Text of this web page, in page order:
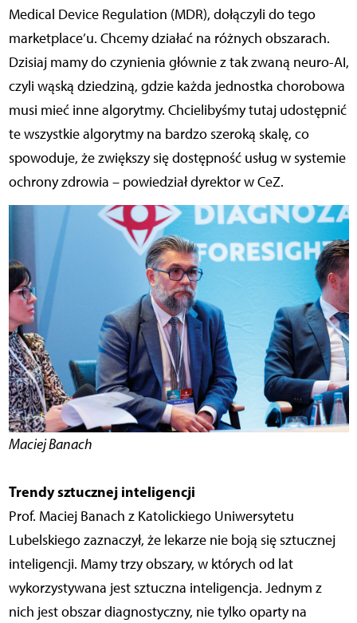
Medical Device Regulation (MDR), dołączyli do tego
marketplace’u. Chcemy działać na różnych obszarach.
Dzisiaj mamy do czynienia głównie z tak zwaną neuro-AI,
czyli wąską dziedziną, gdzie każda jednostka chorobowa
musi mieć inne algorytmy. Chcielibyśmy tutaj udostępnić
te wszystkie algorytmy na bardzo szeroką skalę, co
spowoduje, że zwiększy się dostępność usług w systemie
ochrony zdrowia – powiedział dyrektor w CeZ.
Maciej Banach
Trendy sztucznej inteligencji
Prof. Maciej Banach z Katolickiego Uniwersytetu
Lubelskiego zaznaczył, że lekarze nie boją się sztucznej
inteligencji. Mamy trzy obszary, w których od lat
wykorzystywana jest sztuczna inteligencja. Jednym z
nich jest obszar diagnostyczny, nie tylko oparty na